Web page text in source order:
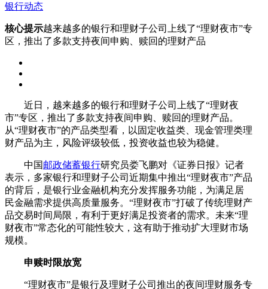
银行动态
核心提示越来越多的银行和理财子公司上线了“理财夜市”专
区，推出了多款支持夜间申购、赎回的理财产品
近日，越来越多的银行和理财子公司上线了“理财夜
市”专区，推出了多款支持夜间申购、赎回的理财产品。
从“理财夜市”的产品类型看，以固定收益类、现金管理类理
财产品为主，风险评级较低，投资收益也较为稳健。
中国邮政储蓄银行研究员娄飞鹏对《证券日报》记者
表示，多家银行和理财子公司近期集中推出“理财夜市”产品
的背后，是银行业金融机构充分发挥服务功能，为满足居
民金融需求提供高质量服务。“理财夜市”打破了传统理财产
品交易时间局限，有利于更好满足投资者的需求。未来“理
财夜市”常态化的可能性较大，这有助于推动扩大理财市场
规模。
申赎时限放宽
“理财夜市”是银行及理财子公司推出的夜间理财服务专